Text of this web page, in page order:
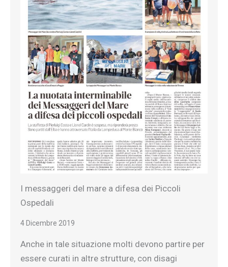
I messaggeri del mare a difesa dei Piccoli
Ospedali
4 Dicembre 2019
Anche in tale situazione molti devono partire per
essere curati in altre strutture, con disagi